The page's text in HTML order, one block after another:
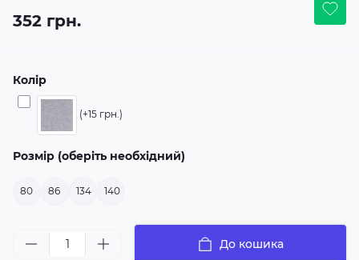
352 грн.
Колір
(+15 грн.)
Розмір (оберіть необхідний)
80 86 134 140
До кошика